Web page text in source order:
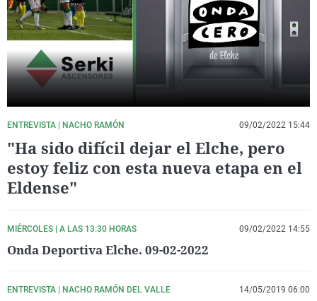
La rosa de los vientos
Gente viajera
Como el perro y el
Caso
Retornados
Equipo de
Extremadura
Galicia
La Rioja
País Vasco
Virales
Televisión
Elecciones
ENTREVISTA | NACHO RAMÓN 09/02/2022 15:44
"Ha sido difícil dejar el Elche, pero
estoy feliz con esta nueva etapa en el
Eldense"
MIÉRCOLES | A LAS 13:30 HORAS 09/02/2022 14:55
Onda Deportiva Elche. 09-02-2022
ENTREVISTA | NACHO RAMÓN DEL VALLE 14/05/2019 06:00